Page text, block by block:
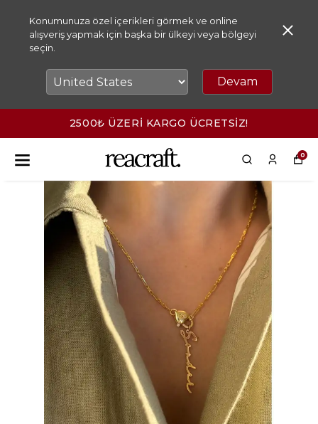
Konumunuza özel içerikleri görmek ve online
alışveriş yapmak için başka bir ülkeyi veya bölgeyi
seçin.
Devam
2500₺ ÜZERİ KARGO ÜCRETSİZ!
0